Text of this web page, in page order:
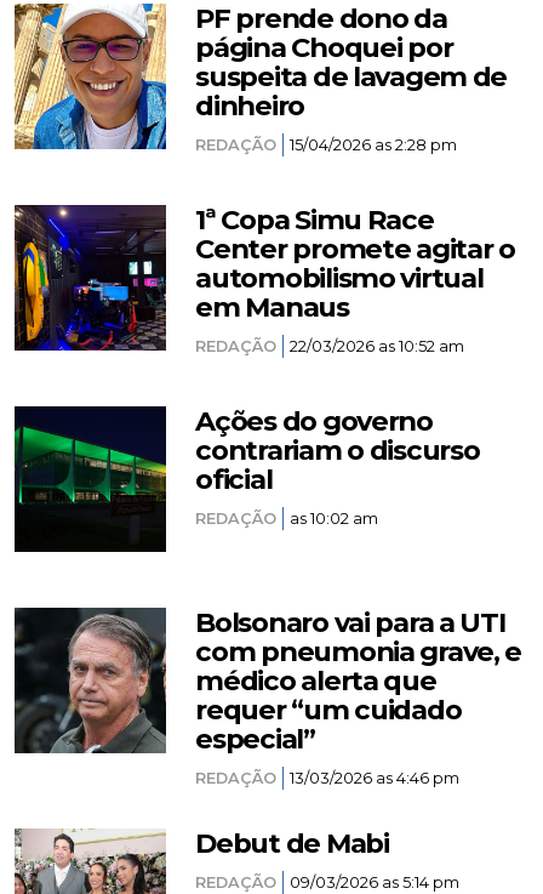
PF prende dono da
página Choquei por
suspeita de lavagem de
dinheiro
REDAÇÃO 15/04/2026 as 2:28 pm
1ª Copa Simu Race
Center promete agitar o
automobilismo virtual
em Manaus
REDAÇÃO 22/03/2026 as 10:52 am
Ações do governo
contrariam o discurso
oficial
REDAÇÃO as 10:02 am
Bolsonaro vai para a UTI
com pneumonia grave, e
médico alerta que
requer “um cuidado
especial”
REDAÇÃO 13/03/2026 as 4:46 pm
Debut de Mabi
REDAÇÃO 09/03/2026 as 5:14 pm